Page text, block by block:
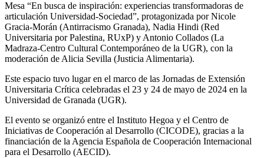
Mesa “En busca de inspiración: experiencias transformadoras de
articulación Universidad-Sociedad”, protagonizada por Nicole
Gracia-Morán (Antirracismo Granada), Nadia Hindi (Red
Universitaria por Palestina, RUxP) y Antonio Collados (La
Madraza-Centro Cultural Contemporáneo de la UGR), con la
moderación de Alicia Sevilla (Justicia Alimentaria).
Este espacio tuvo lugar en el marco de las Jornadas de Extensión
Universitaria Crítica celebradas el 23 y 24 de mayo de 2024 en la
Universidad de Granada (UGR).
El evento se organizó entre el Instituto Hegoa y el Centro de
Iniciativas de Cooperación al Desarrollo (CICODE), gracias a la
financiación de la Agencia Española de Cooperación Internacional
para el Desarrollo (AECID).